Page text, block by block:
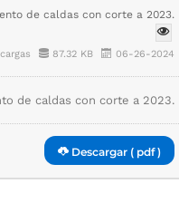
de caldas con corte a 2023.
87.32 KB 06-26-2024
de caldas con corte a 2023.
Descargar ( pdf )